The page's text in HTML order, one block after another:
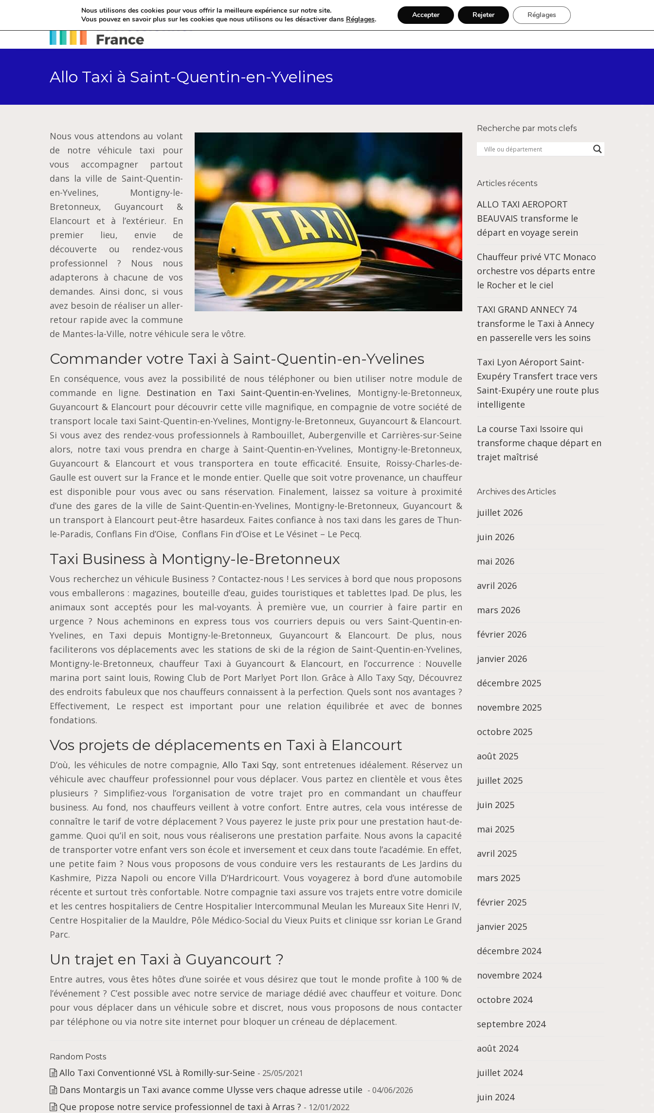
Accueil Catégories Par région Inscription
Allo Taxi à Saint-Quentin-en-Yvelines
Nous vous attendons au volant
de notre véhicule taxi pour
vous accompagner partout
dans la ville de Saint-Quentin-
en-Yvelines, Montigny-le-
Bretonneux, Guyancourt &
Elancourt et à l’extérieur. En
premier lieu, envie de
découverte ou rendez-vous
professionnel ? Nous nous
adapterons à chacune de vos
demandes. Ainsi donc, si vous
avez besoin de réaliser un aller-
retour rapide avec la commune
de Mantes-la-Ville, notre véhicule sera le vôtre.
Commander votre Taxi à Saint-Quentin-en-Yvelines
En conséquence, vous avez la possibilité de nous téléphoner ou bien utiliser notre module de
commande en ligne. Destination en Taxi Saint-Quentin-en-Yvelines, Montigny-le-Bretonneux,
Guyancourt & Elancourt pour découvrir cette ville magnifique, en compagnie de votre société de
transport locale taxi Saint-Quentin-en-Yvelines, Montigny-le-Bretonneux, Guyancourt & Elancourt.
Si vous avez des rendez-vous professionnels à Rambouillet, Aubergenville et Carrières-sur-Seine
alors, notre taxi vous prendra en charge à Saint-Quentin-en-Yvelines, Montigny-le-Bretonneux,
Guyancourt & Elancourt et vous transportera en toute efficacité. Ensuite, Roissy-Charles-de-
Gaulle est ouvert sur la France et le monde entier. Quelle que soit votre provenance, un chauffeur
est disponible pour vous avec ou sans réservation. Finalement, laissez sa voiture à proximité
d’une des gares de la ville de Saint-Quentin-en-Yvelines, Montigny-le-Bretonneux, Guyancourt &
un transport à Elancourt peut-être hasardeux. Faites confiance à nos taxi dans les gares de Thun-
le-Paradis, Conflans Fin d’Oise, Conflans Fin d’Oise et Le Vésinet – Le Pecq.
Taxi Business à Montigny-le-Bretonneux
Vous recherchez un véhicule Business ? Contactez-nous ! Les services à bord que nous proposons
vous emballerons : magazines, bouteille d’eau, guides touristiques et tablettes Ipad. De plus, les
animaux sont acceptés pour les mal-voyants. À première vue, un courrier à faire partir en
urgence ? Nous acheminons en express tous vos courriers depuis ou vers Saint-Quentin-en-
Yvelines, en Taxi depuis Montigny-le-Bretonneux, Guyancourt & Elancourt. De plus, nous
faciliterons vos déplacements avec les stations de ski de la région de Saint-Quentin-en-Yvelines,
Montigny-le-Bretonneux, chauffeur Taxi à Guyancourt & Elancourt, en l’occurrence : Nouvelle
marina port saint louis, Rowing Club de Port Marlyet Port Ilon. Grâce à Allo Taxy Sqy, Découvrez
des endroits fabuleux que nos chauffeurs connaissent à la perfection. Quels sont nos avantages ?
Effectivement, Le respect est important pour une relation équilibrée et avec de bonnes
fondations.
Vos projets de déplacements en Taxi à Elancourt
D’où, les véhicules de notre compagnie, Allo Taxi Sqy, sont entretenues idéalement. Réservez un
véhicule avec chauffeur professionnel pour vous déplacer. Vous partez en clientèle et vous êtes
plusieurs ? Simplifiez-vous l’organisation de votre trajet pro en commandant un chauffeur
business. Au fond, nos chauffeurs veillent à votre confort. Entre autres, cela vous intéresse de
connaître le tarif de votre déplacement ? Vous payerez le juste prix pour une prestation haut-de-
gamme. Quoi qu’il en soit, nous vous réaliserons une prestation parfaite. Nous avons la capacité
de transporter votre enfant vers son école et inversement et ceux dans toute l’académie. En effet,
une petite faim ? Nous vous proposons de vous conduire vers les restaurants de Les Jardins du
Kashmire, Pizza Napoli ou encore Villa D’Hardricourt. Vous voyagerez à bord d’une automobile
récente et surtout très confortable. Notre compagnie taxi assure vos trajets entre votre domicile
et les centres hospitaliers de Centre Hospitalier Intercommunal Meulan les Mureaux Site Henri IV,
Centre Hospitalier de la Mauldre, Pôle Médico-Social du Vieux Puits et clinique ssr korian Le Grand
Parc.
Un trajet en Taxi à Guyancourt ?
Entre autres, vous êtes hôtes d’une soirée et vous désirez que tout le monde profite à 100 % de
l’événement ? C’est possible avec notre service de mariage dédié avec chauffeur et voiture. Donc
pour vous déplacer dans un véhicule sobre et discret, nous vous proposons de nous contacter
par téléphone ou via notre site internet pour bloquer un créneau de déplacement.
Random Posts
Allo Taxi Conventionné VSL à Romilly-sur-Seine - 25/05/2021
Dans Montargis un Taxi avance comme Ulysse vers chaque adresse utile - 04/06/2026
Que propose notre service professionnel de taxi à Arras ? - 12/01/2022
Recherche par mots clefs
Articles récents
ALLO TAXI AEROPORT
BEAUVAIS transforme le
départ en voyage serein
Chauffeur privé VTC Monaco
orchestre vos départs entre
le Rocher et le ciel
TAXI GRAND ANNECY 74
transforme le Taxi à Annecy
en passerelle vers les soins
Taxi Lyon Aéroport Saint-
Exupéry Transfert trace vers
Saint-Exupéry une route plus
intelligente
La course Taxi Issoire qui
transforme chaque départ en
trajet maîtrisé
Archives des Articles
juillet 2026
juin 2026
mai 2026
avril 2026
mars 2026
février 2026
janvier 2026
décembre 2025
novembre 2025
octobre 2025
août 2025
juillet 2025
juin 2025
mai 2025
avril 2025
mars 2025
février 2025
janvier 2025
décembre 2024
novembre 2024
octobre 2024
septembre 2024
août 2024
juillet 2024
juin 2024
Nous utilisons des cookies pour vous offrir la meilleure expérience sur notre site.
Vous pouvez en savoir plus sur les cookies que nous utilisons ou les désactiver dans Réglages. Accepter Rejeter Réglages